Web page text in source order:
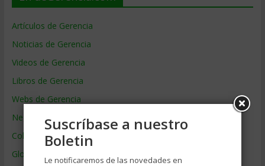
Artículos de Gerencia
Noticias de Gerencia
Videos de Gerencia
Libros de Gerencia
Webs de Gerencia
Negocios por País
Colaboradores de Gerencia
Glosario
Suscríbase a nuestro
Boletin
Le notificaremos de las novedades en